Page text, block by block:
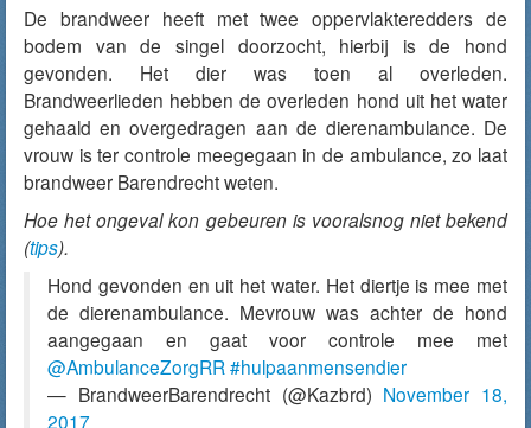
De brandweer heeft met twee oppervlakteredders de
bodem van de singel doorzocht, hierbij is de hond
gevonden. Het dier was toen al overleden.
Brandweerlieden hebben de overleden hond uit het water
gehaald en overgedragen aan de dierenambulance. De
vrouw is ter controle meegegaan in de ambulance, zo laat
brandweer Barendrecht weten.
Hoe het ongeval kon gebeuren is vooralsnog niet bekend
(tips).
Hond gevonden en uit het water. Het diertje is mee met
de dierenambulance. Mevrouw was achter de hond
aangegaan en gaat voor controle mee met
@AmbulanceZorgRR #hulpaanmensendier
— BrandweerBarendrecht (@Kazbrd) November 18,
2017